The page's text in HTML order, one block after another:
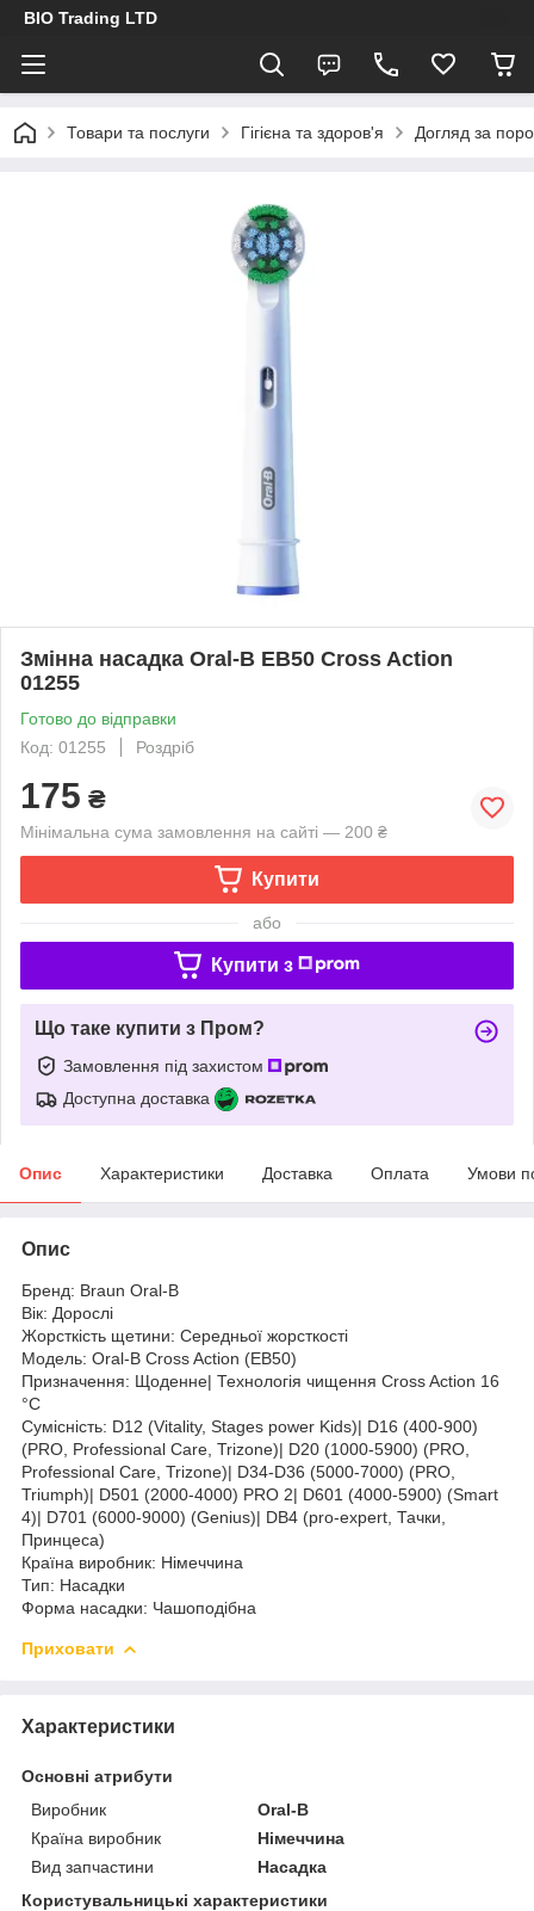
BIO Trading LTD
Товари та послуги Гігієна та здоров'я Догляд за
Змінна насадка Oral-B EB50 Cross Action
01255
Готово до відправки
Код: 01255
Роздріб
175 ₴
Мінімальна сума замовлення на сайті — 200 ₴
Купити
або
Купити з
Що таке купити з Пром?
Замовлення під захистом
Доступна доставка
Опис Характеристики Доставка Оплата Умови
Опис
Бренд: Braun Oral-B
Вік: Дорослі
Жорсткість щетини: Середньої жорсткості
Модель: Oral-B Cross Action (EB50)
Призначення: Щоденне| Технологія чищення Cross Action 16
°C
Сумісність: D12 (Vitality, Stages power Kids)| D16 (400-900)
(PRO, Professional Care, Trizone)| D20 (1000-5900) (PRO,
Professional Care, Trizone)| D34-D36 (5000-7000) (PRO,
Triumph)| D501 (2000-4000) PRO 2| D601 (4000-5900) (Smart
4)| D701 (6000-9000) (Genius)| DB4 (pro-expert, Тачки,
Принцеса)
Країна виробник: Німеччина
Тип: Насадки
Форма насадки: Чашоподібна
Приховати
Характеристики
Основні атрибути
Виробник
Oral-B
Країна виробник
Німеччина
Вид запчастини
Насадка
Користувальницькі характеристики